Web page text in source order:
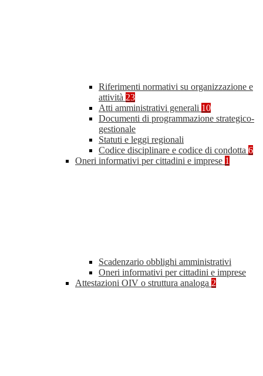
Riferimenti normativi su organizzazione e
attività 23
Atti amministrativi generali 10
Documenti di programmazione strategico-
gestionale
Statuti e leggi regionali
Codice disciplinare e codice di condotta 6
Oneri informativi per cittadini e imprese 1
Scadenzario obblighi amministrativi
Oneri informativi per cittadini e imprese
Attestazioni OIV o struttura analoga 2